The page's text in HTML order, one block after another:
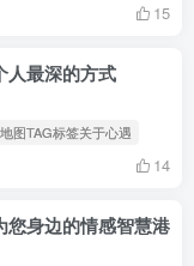
15
人最深的方式
图TAG标签关于心遇
14
身边的情感智慧港